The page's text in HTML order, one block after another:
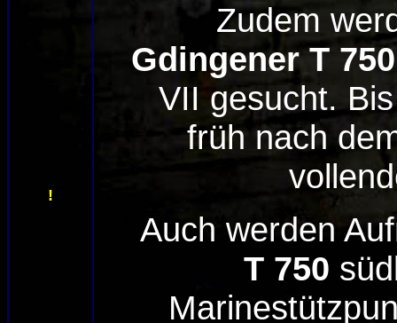
!
Zudem
Gdingener T 750
VII gesucht.
früh nach
Auch werden
T 750